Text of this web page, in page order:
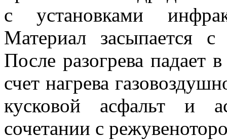
с установками
Материал засыпается
После разогрева падает
счет нагрева
кусковой асфальт и
сочетании с